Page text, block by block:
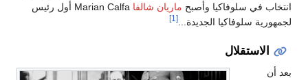
انتخاب في سلوفاكيا وأصبح ماريان شالفا
Marian Calfa أول رئيس
لجمهورية سلوفاكيا الجديدة...
[1]
الاستقلال
بعد أن